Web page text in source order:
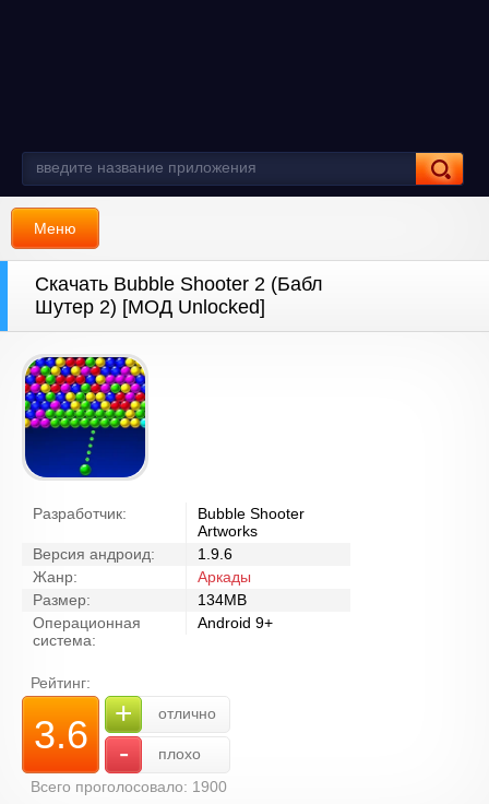
Меню
Скачать Bubble Shooter 2 (Бабл
Шутер 2) [МОД Unlocked]
Разработчик:
Bubble Shooter
Artworks
Версия андроид:
1.9.6
Жанр:
Аркады
Размер:
134MB
Операционная
система:
Android 9+
Рейтинг:
3.6 + отлично
-
плохо
Всего проголосовало: 1900